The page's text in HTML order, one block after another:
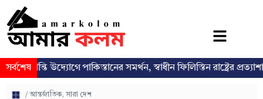
সর্বশেষ
উদ্যোগে পাকিস্তানের সমর্থন, স্বাধীন ফিলিস্তিন রাষ্ট্রের প্রত্যাশা পুনর্ব্যক্ত
/আন্তর্জাতিক, সারা দেশ